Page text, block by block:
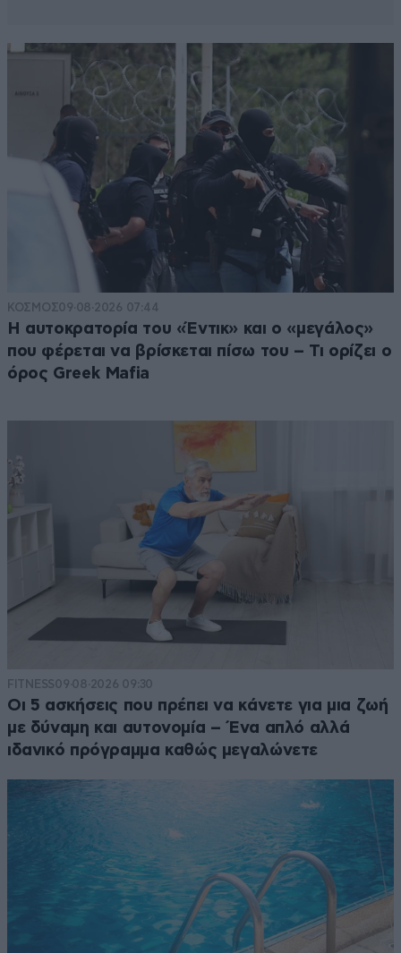
ΚΟΣΜΟΣ09·08·2026 07:44
Η αυτοκρατορία του «Έντικ» και ο «μεγάλος»
που φέρεται να βρίσκεται πίσω του – Τι ορίζει ο
όρος Greek Mafia
FITNESS09·08·2026 09:30
Οι 5 ασκήσεις που πρέπει να κάνετε για μια ζωή
με δύναμη και αυτονομία – Ένα απλό αλλά
ιδανικό πρόγραμμα καθώς μεγαλώνετε